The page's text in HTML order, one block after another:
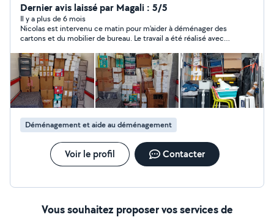
travailleur, volontaire, et passionné depuis mon enfance,
je propose mes services pour vous aider pour : 1) Le
montage/démontage de meubles, et travaux de
bricolage de la vie courante. 2) Depuis 5 ans j'ai acquis
de l'expérience dans le domaine du
déménagement(techniques de portages de charges,
optimisation et sécurisation du chargement des
véhicules, emballages, démontages et remontages de
mobiliers divers) et peut donc vous fournir une aide
précieuse et déterminante pour le bon déroulement de
votre déménagement. 3) Soin énergétique holistique:
Apaise et Soulage les maux physiques et psychiques. Je
suis disponible et à l'écoute des attentes de chaque
personne qui me contacte, donc n'hésitez pas à me
Dernier avis laissé par Magali : 5/5
Il y a plus de 6 mois
Nicolas est intervenu ce matin pour m'aider à déménager des
cartons et du mobilier de bureau. Le travail a été réalisé avec
optimiser la place dans le fourgon . Nicolas est ponctuel, très
agréable et sait travailler en équipe en bonne intelligence avec
le souci de bien faire . Je recommande car en plus il est
bricoleur
Déménagement et aide au déménagement
Voir le profil Contacter
Vous souhaitez proposer vos services de